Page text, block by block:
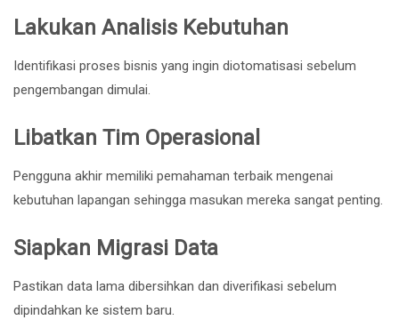
Lakukan Analisis Kebutuhan
Identifikasi proses bisnis yang ingin diotomatisasi sebelum
pengembangan dimulai.
Libatkan Tim Operasional
Pengguna akhir memiliki pemahaman terbaik mengenai
kebutuhan lapangan sehingga masukan mereka sangat penting.
Siapkan Migrasi Data
Pastikan data lama dibersihkan dan diverifikasi sebelum
dipindahkan ke sistem baru.